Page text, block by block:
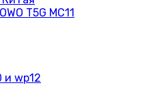
T5G MC11
и wp12